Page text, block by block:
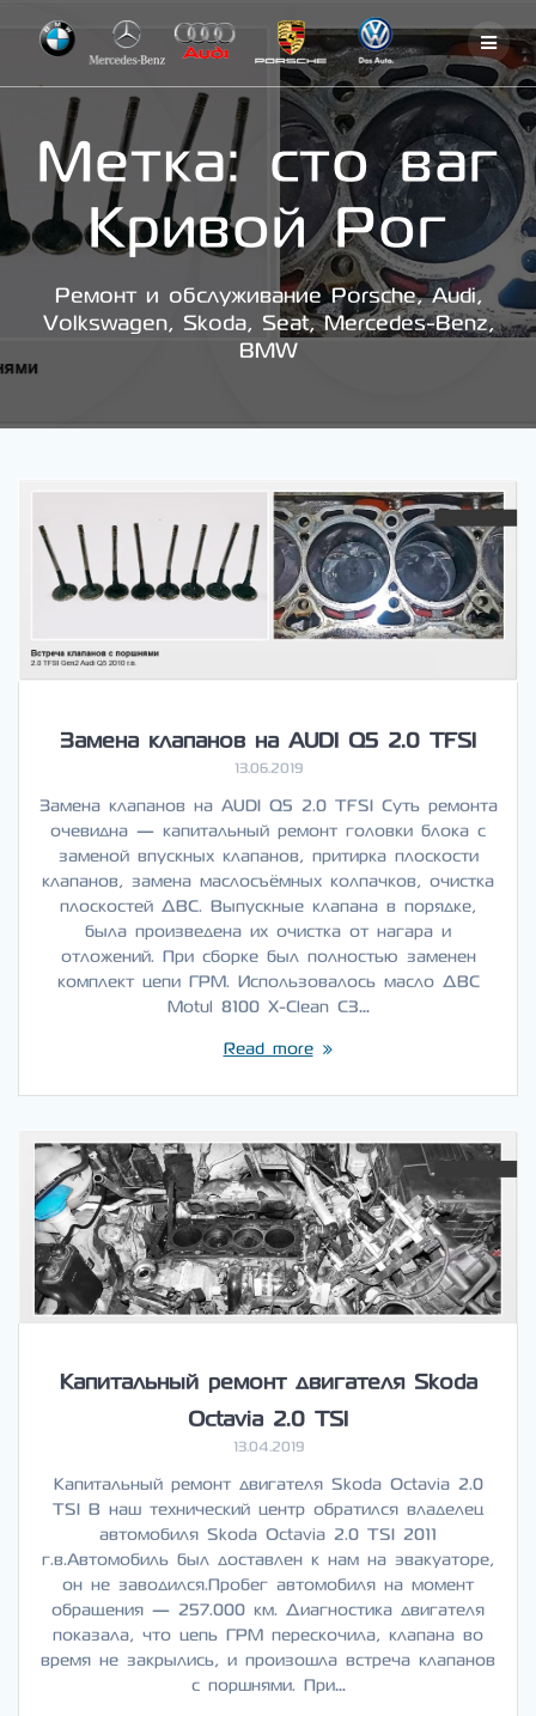
to
content
Метка: сто ваг
Кривой Рог
Ремонт и обслуживание Porsche, Audi,
Volkswagen, Skoda, Seat, Mercedes-Benz,
BMW
Замена клапанов на AUDI Q5 2.0 TFSI
13.06.2019
Замена клапанов на AUDI Q5 2.0 TFSI Суть ремонта
очевидна — капитальный ремонт головки блока с
заменой впускных клапанов, притирка плоскости
клапанов, замена маслосъёмных колпачков, очистка
плоскостей ДВС. Выпускные клапана в порядке,
была произведена их очистка от нагара и
отложений. При сборке был полностью заменен
комплект цепи ГРМ. Использовалось масло ДВС
Motul 8100 X-Clean C3…
Read more
Капитальный ремонт двигателя Skoda
Octavia 2.0 TSI
13.04.2019
Капитальный ремонт двигателя Skoda Octavia 2.0
TSI В наш технический центр обратился владелец
автомобиля Skoda Octavia 2.0 TSI 2011
г.в.Автомобиль был доставлен к нам на эвакуаторе,
он не заводился.Пробег автомобиля на момент
обращения — 257.000 км. Диагностика двигателя
показала, что цепь ГРМ перескочила, клапана во
время не закрылись, и произошла встреча клапанов
с поршнями. При…